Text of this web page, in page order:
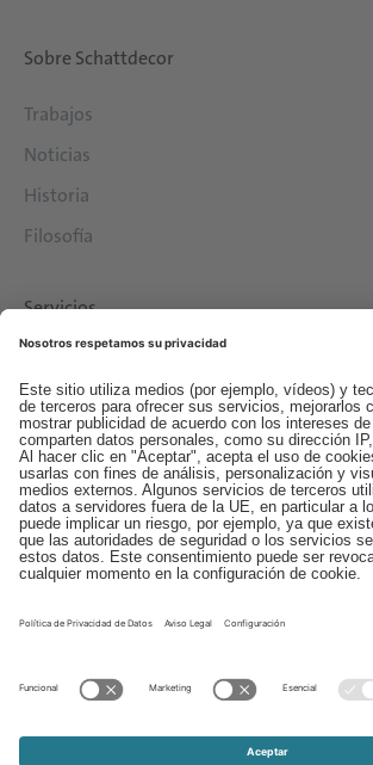
Sobre Schattdecor
Trabajos
Noticias
Historia
Filosofía
Servicios
Contacto
EDI
Aviso legal
Canal de Denuncias